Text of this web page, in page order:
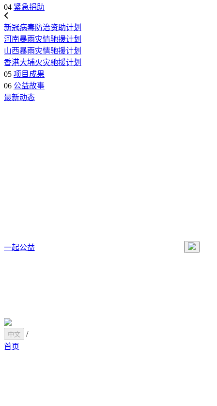
04 紧急捐助
新冠病毒防治资助计划
河南暴雨灾情驰援计划
山西暴雨灾情驰援计划
香港大埔火灾驰援计划
05 项目成果
06 公益故事
最新动态
一起公益
中文
/
首页